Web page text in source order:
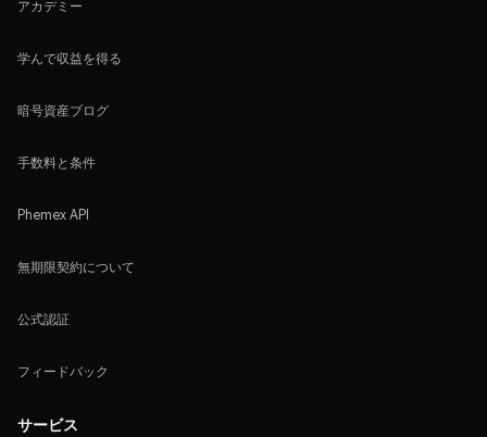
アカデミー
学んで収益を得る
暗号資産ブログ
手数料と条件
Phemex API
無期限契約について
公式認証
フィードバック
サービス